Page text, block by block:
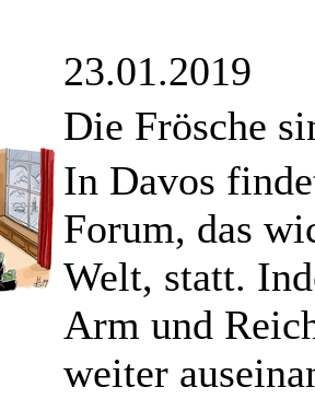
23.01.2019
Die Frösche
In Davos
Forum, das
Welt, statt.
Arm und
weiter